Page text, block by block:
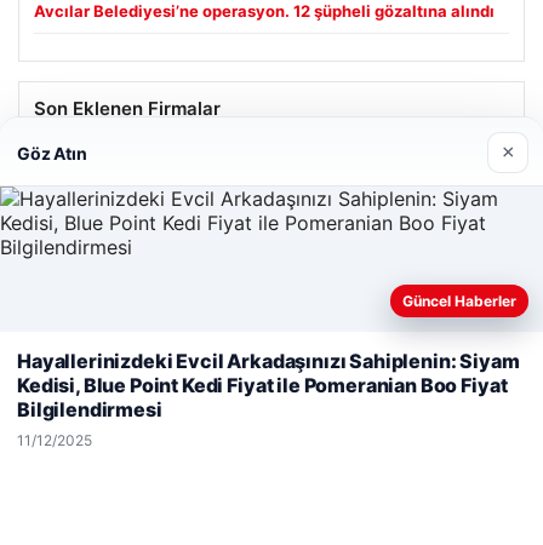
Avcılar Belediyesi’ne operasyon. 12 şüpheli gözaltına alındı
Son Eklenen Firmalar
deneyiminizi kişiselleştirmek ve geliştirmek amacıyla çerezler
kullanıyoruz.Çerez Politikamız
Reddet
Göz Atın ×
Güncel Haberler
Hayallerinizdeki Evcil Arkadaşınızı Sahiplenin: Siyam
Kedisi, Blue Point Kedi Fiyat ile Pomeranian Boo Fiyat
Bilgilendirmesi
11/12/2025